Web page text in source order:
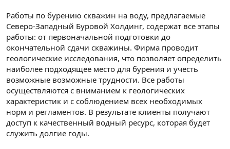
Работы по бурению скважин на воду, предлагаемые
Северо-Западный Буровой Холдинг, содержат все этапы
работы: от первоначальной подготовки до
окончательной сдачи скважины. Фирма проводит
геологические исследования, что позволяет определить
наиболее подходящее место для бурения и учесть
возможные возможные трудности. Все работы
осуществляются с вниманием к геологических
характеристик и с соблюдением всех необходимых
норм и регламентов. В результате клиенты получают
доступ к качественный водный ресурс, которая будет
служить долгие годы.